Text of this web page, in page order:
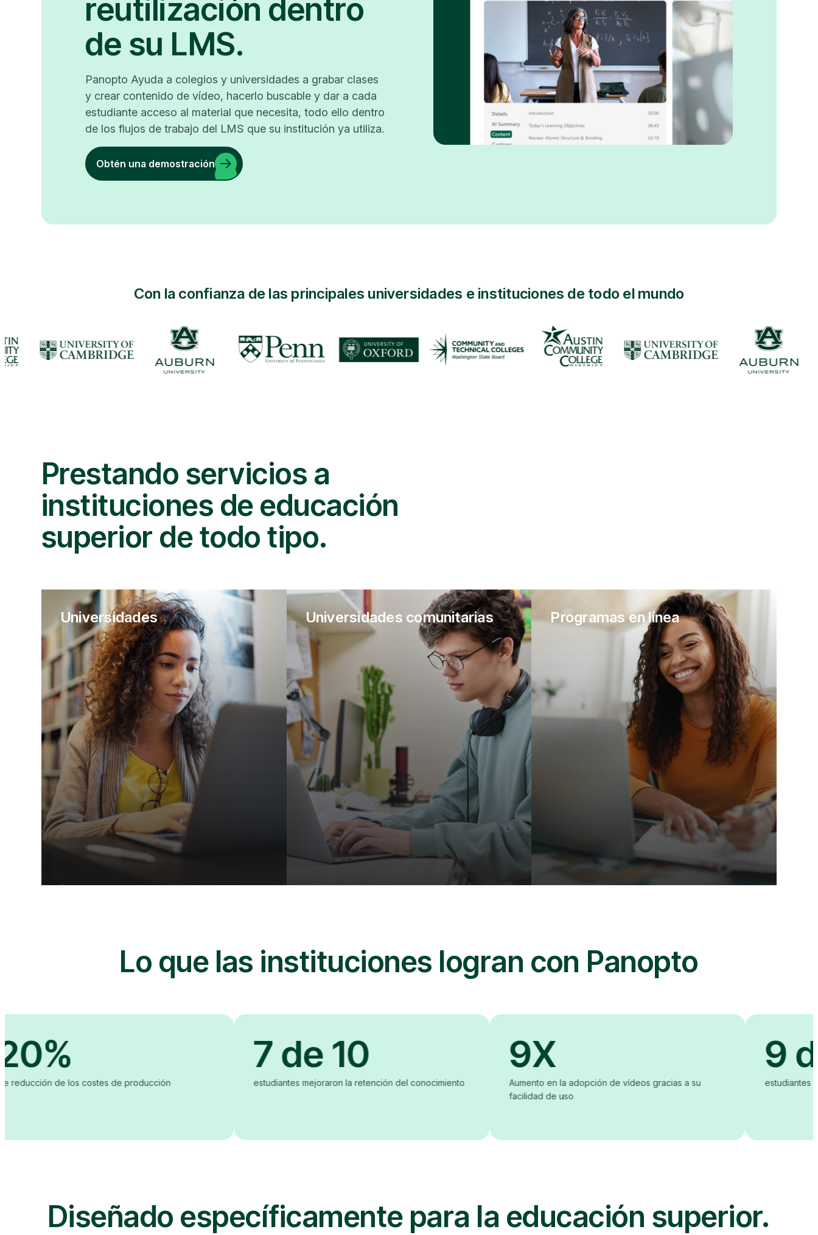
reutilización dentro
de su LMS.
Panopto Ayuda a colegios y universidades a grabar clases
y crear contenido de vídeo, hacerlo buscable y dar a cada
estudiante acceso al material que necesita, todo ello dentro
de los flujos de trabajo del LMS que su institución ya utiliza.
Obtén una demostración
Con la confianza de las principales universidades e instituciones de todo el mundo
Prestando servicios a
instituciones de educación
superior de todo tipo.
Universidades Universidades comunitarias Programas en línea
Lo que las instituciones logran con Panopto
de los costes de producción
7 de 10
estudiantes mejoraron la retención del conocimiento
9X
Aumento en la adopción de vídeos gracias a su
facilidad de uso
9 de
estudiantes
Diseñado específicamente para la educación superior.